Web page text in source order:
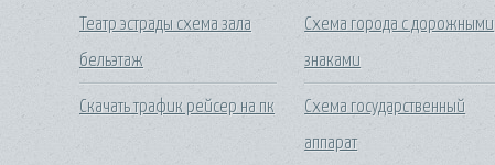
Театр эстрады схема зала
бельэтаж
Скачать трафик рейсер на пк
Схема города с дорожными
знаками
Схема государственный
аппарат